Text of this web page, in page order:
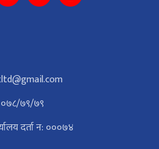
०७८/७९/७९
दर्ता न: ०००७४